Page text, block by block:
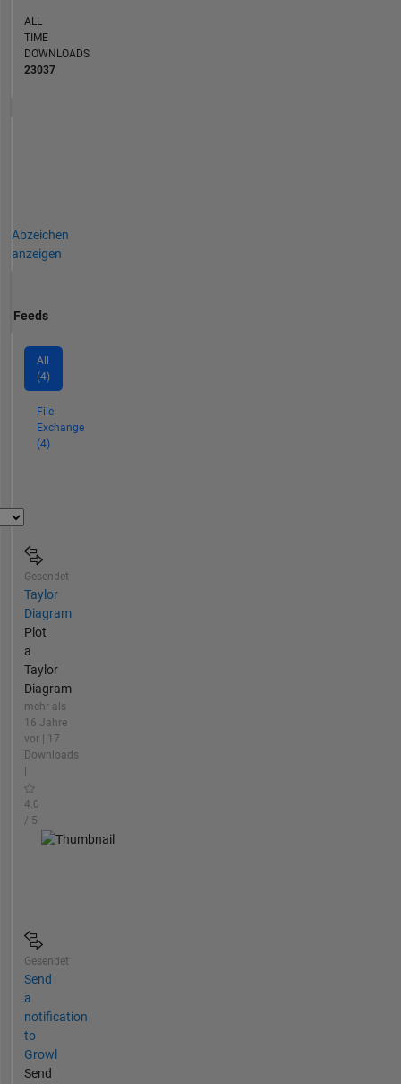
ALL
TIME
DOWNLOADS
23037
Abzeichen
anzeigen
Feeds
All
(4)
File
Exchange
(4)
Gesendet
Taylor
Diagram
Plot
a
Taylor
Diagram
mehr als
16 Jahre
vor | 17
Downloads
4.0
/ 5
Gesendet
Send
a
notification
to
Growl
Send